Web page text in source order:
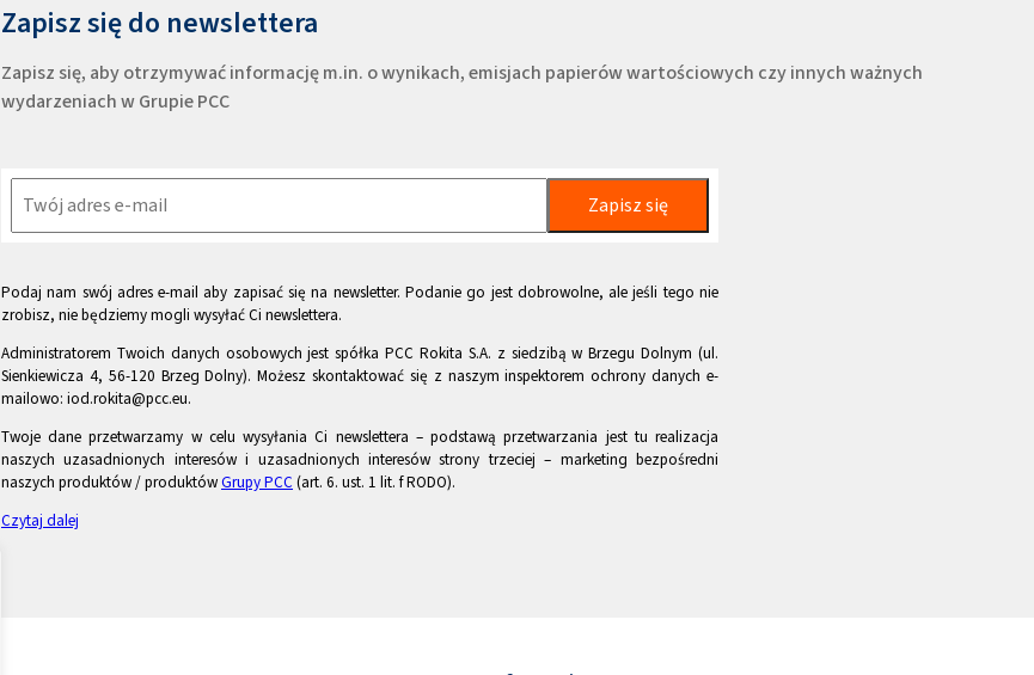
Zapisz się do newslettera
Zapisz się, aby otrzymywać informację m.in. o wynikach, emisjach papierów wartościowych czy innych ważnych
wydarzeniach w Grupie PCC
Zapisz się
Podaj nam swój adres e-mail aby zapisać się na newsletter. Podanie go jest dobrowolne, ale jeśli tego nie
zrobisz, nie będziemy mogli wysyłać Ci newslettera.
Administratorem Twoich danych osobowych jest spółka PCC Rokita S.A. z siedzibą w Brzegu Dolnym (ul.
Sienkiewicza 4, 56-120 Brzeg Dolny). Możesz skontaktować się z naszym inspektorem ochrony danych e-
mailowo: iod.rokita@pcc.eu.
Twoje dane przetwarzamy w celu wysyłania Ci newslettera – podstawą przetwarzania jest tu realizacja
naszych uzasadnionych interesów i uzasadnionych interesów strony trzeciej – marketing bezpośredni
naszych produktów / produktówGrupy PCC (art. 6. ust. 1 lit. f RODO).
Czytaj dalej